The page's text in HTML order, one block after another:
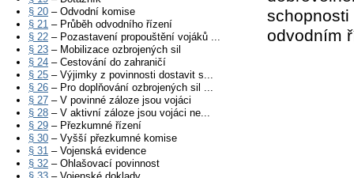
§ 20 – Odvodní komise
§ 21 – Průběh odvodního řízení
§ 22 – Pozastavení propouštění vojáků ...
§ 23 – Mobilizace ozbrojených sil
§ 24 – Cestování do zahraničí
§ 25 – Výjimky z povinnosti dostavit s...
§ 26 – Pro doplňování ozbrojených sil ...
§ 27 – V povinné záloze jsou vojáci
§ 28 – V aktivní záloze jsou vojáci ne...
§ 29 – Přezkumné řízení
§ 30 – Vyšší přezkumné komise
§ 31 – Vojenská evidence
§ 32 – Ohlašovací povinnost
odvodním